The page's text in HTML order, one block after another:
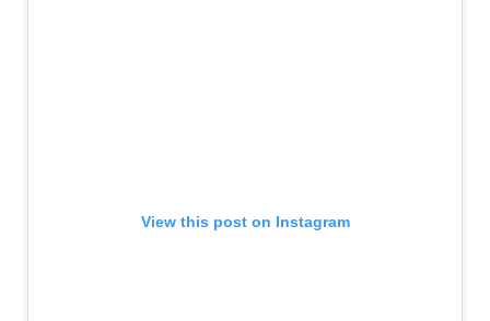
View this post on Instagram